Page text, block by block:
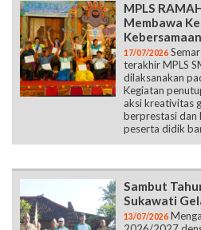
MPLS
Membawa
Kebersamaan
17/07/2026
terakhir MPLS
dilaksanakan
Kegiatan
aksi kreativitas
berprestasi dan
peserta didik
Sambut
Sukawati
13/07/2026